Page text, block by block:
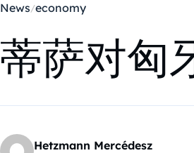
News economy
蒂萨对匈
Hetzmann Mercédesz